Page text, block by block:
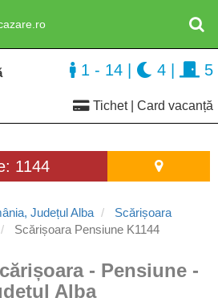
1144
Județul Alba
Scărișoara
Scărișoara Pensiune K1144
- Pensiune -
Alba
Tichet | Card vacanță
1 - 14 4 5